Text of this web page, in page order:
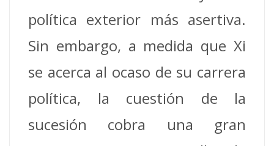
política exterior más asertiva.
Sin embargo, a medida que Xi
se acerca al ocaso de su carrera
política, la cuestión de la
sucesión cobra una gran